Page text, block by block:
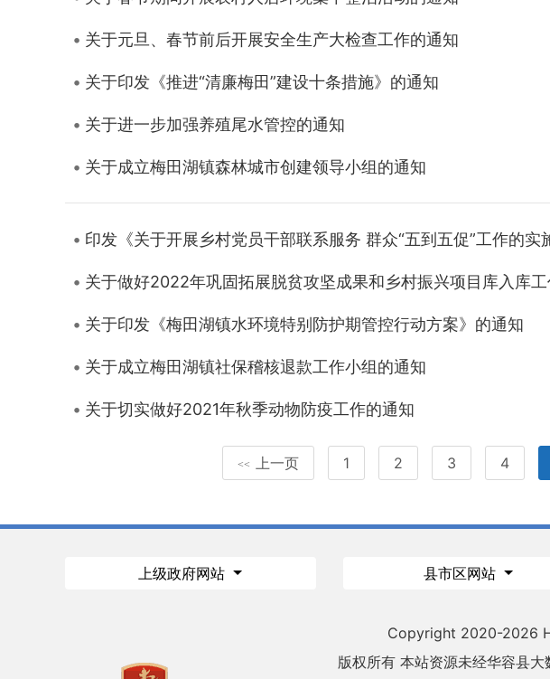
关于元旦、春节前后开展安全生产大检查工作的通知
关于印发《推进“清廉梅田”建设十条措施》的通知
关于进一步加强养殖尾水管控的通知
关于成立梅田湖镇森林城市创建领导小组的通知
印发《关于开展乡村党员干部联系服务 群众“五到五促”工作的实
关于做好2022年巩固拓展脱贫攻坚成果和乡村振兴项目库入库
关于印发《梅田湖镇水环境特别防护期管控行动方案》的通知
关于成立梅田湖镇社保稽核退款工作小组的通知
关于切实做好2021年秋季动物防疫工作的通知
<< 上一页 1 2 3 4
上级政府网站 县市区网站
Copyright 2020-2026
版权所有 本站资源未经华容县